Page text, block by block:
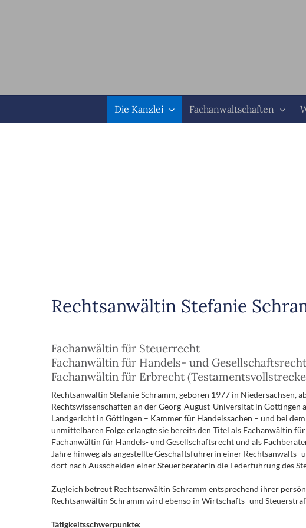
Die Kanzlei Fachanwaltschaften
Rechtsanwältin Stefanie
Fachanwältin für Steuerrecht
Fachanwältin für Handels- und Gesellschaftsrecht
Fachanwältin für Erbrecht
Rechtsanwältin Stefanie Schramm, geboren 1977 in Niedersachsen,
Rechtswissenschaften an der Georg-August-Universität in Göttingen
Landgericht in Göttingen – Kammer für Handelssachen – und bei
unmittelbaren Folge erlangte sie bereits den Titel als Fachanwältin
Fachanwältin für Handels- und Gesellschaftsrecht und als
Jahre hinweg als angestellte Geschäftsführerin einer
dort nach Ausscheiden einer Steuerberaterin die Federführung des
Zugleich betreut Rechtsanwältin Schramm entsprechend ihrer
Rechtsanwältin Schramm wird ebenso in Wirtschafts- und
Tätigkeitsschwerpunkte: